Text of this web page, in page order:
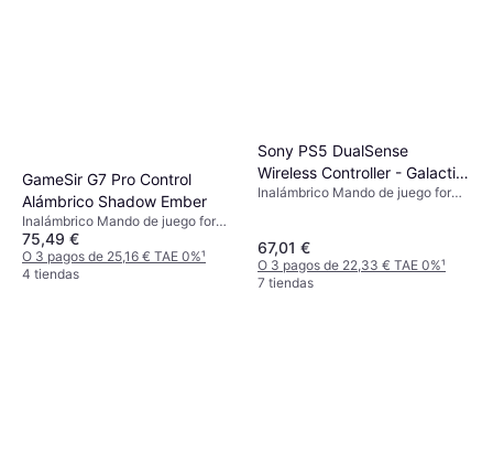
GameSir G7 Pro Control
Alámbrico Shadow Ember
Inalámbrico Mando de juego for
Xbox One, PC, Xbox Series S,
Steam Deck, Xbox Series X,
Android
75,49 €
O 3 pagos de 25,16 € TAE 0%¹
4 tiendas
Sony PS5 DualSense
Wireless Controller - Galactic
Purple
Inalámbrico Mando de juego for
67,01 €
O 3 pagos de 22,33 € TAE 0%¹
7 tiendas